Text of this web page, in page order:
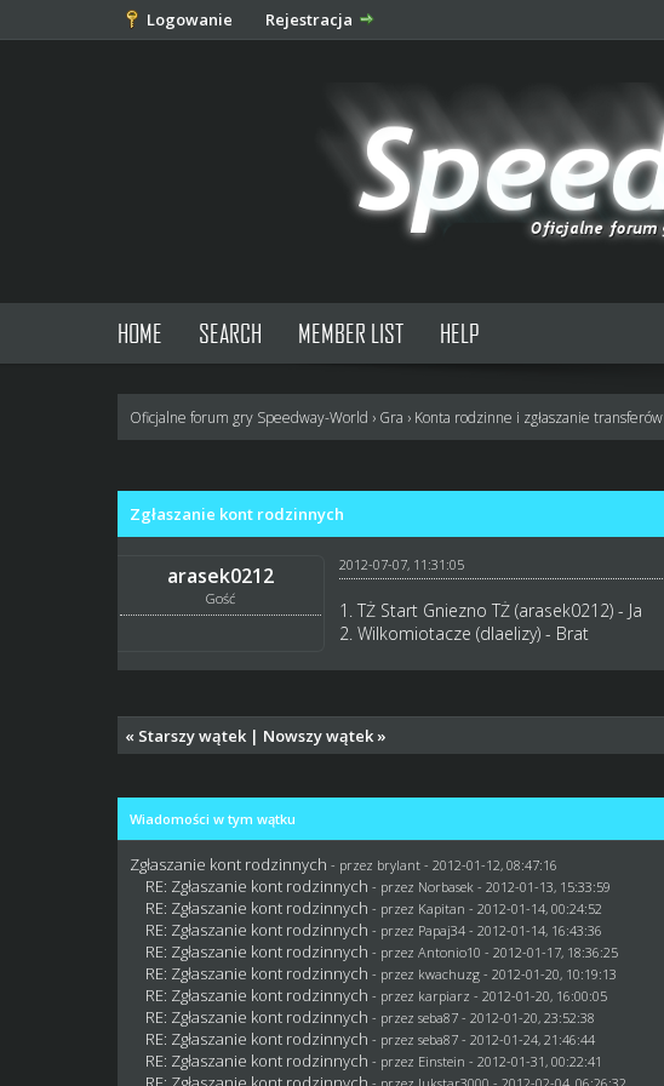
Logowanie Rejestracja
HOME SEARCH MEMBER LIST HELP
Oficjalne forum gry Speedway-World › Gra › Konta rodzinne i zgłaszanie transferów
Zgłaszanie kont rodzinnych
arasek0212
Gość
2012-07-07, 11:31:05
1. TŻ Start Gniezno TŻ (arasek0212) - Ja
2. Wilkomiotacze (dlaelizy) - Brat
« Starszy wątek | Nowszy wątek »
Wiadomości w tym wątku
Zgłaszanie kont rodzinnych - przez brylant - 2012-01-12, 08:47:16
RE: Zgłaszanie kont rodzinnych - przez Norbasek - 2012-01-13, 15:33:59
RE: Zgłaszanie kont rodzinnych - przez Kapitan - 2012-01-14, 00:24:52
RE: Zgłaszanie kont rodzinnych - przez Papaj34 - 2012-01-14, 16:43:36
RE: Zgłaszanie kont rodzinnych - przez Antonio10 - 2012-01-17, 18:36:25
RE: Zgłaszanie kont rodzinnych - przez kwachuzg - 2012-01-20, 10:19:13
RE: Zgłaszanie kont rodzinnych - przez karpiarz - 2012-01-20, 16:00:05
RE: Zgłaszanie kont rodzinnych - przezseba87 - 2012-01-20, 23:52:38
RE: Zgłaszanie kont rodzinnych - przezseba87 - 2012-01-24, 21:46:44
RE: Zgłaszanie kont rodzinnych - przez Einstein - 2012-01-31, 00:22:41